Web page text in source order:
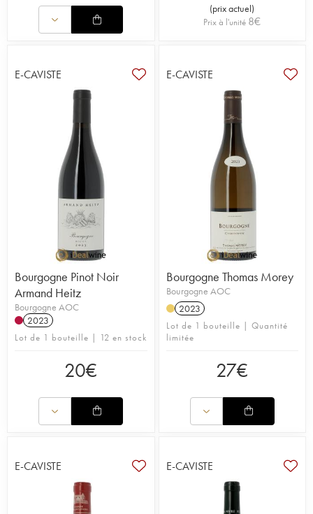
(prix actuel)
Prix à l'unité 8€
E-CAVISTE
Bourgogne Pinot Noir
Armand Heitz
Bourgogne AOC
2023
Lot de 1 bouteille | 12 en stock
20€
E-CAVISTE
Bourgogne Thomas Morey
Bourgogne AOC
2023
Lot de 1 bouteille | Quantité
limitée
27€
E-CAVISTE E-CAVISTE